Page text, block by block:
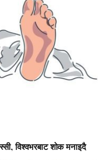
विश्वभरबाट शोक मनाइदै